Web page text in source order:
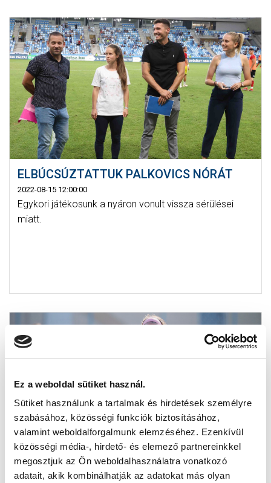
Ez a weboldal sütiket használ.
Sütiket használunk a tartalmak és hirdetések személyre
szabásához, közösségi funkciók biztosításához,
valamint weboldalforgalmunk elemzéséhez. Ezenkívül
közösségi média-, hirdető- és elemező partnereinkkel
megosztjuk az Ön weboldalhasználatra vonatkozó
adatait, akik kombinálhatják az adatokat más olyan
ELBÚCSÚZTATTUK PALKOVICS NÓRÁT
2022-08-15 12:00:00
Egykori játékosunk a nyáron vonult vissza sérülései
miatt.
VÁLTOZÁSOK A KERETBEN